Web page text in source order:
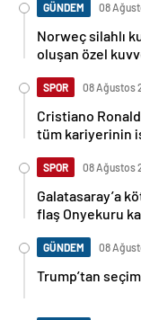
GÜNDEM 08
Norweç silahlı
oluşan özel
SPOR 08 Ağustos
Cristiano
tüm kariyerinin
SPOR 08 Ağustos
Galatasaray’a
flaş Onyekuru
GÜNDEM 08
Trump’tan